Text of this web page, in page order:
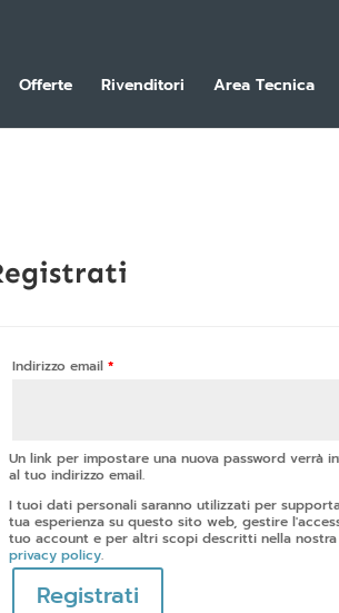
Offerte Rivenditori Area Tecnica
Indirizzo email*
Un link per impostare una nuova password verrà
al tuo indirizzo email.
I tuoi dati personali saranno utilizzati per
tua esperienza su questo sito web, gestire
tuo account e per altri scopi descritti nella nostra
privacy policy.
Registrati